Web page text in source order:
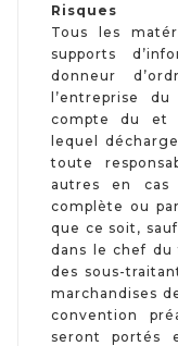
Risques
Tous les
supports
donneur
l’entreprise
compte du et
lequel
toute
autres en
complète ou
que ce soit,
dans le chef du
des sous-
marchandises
convention
seront portés